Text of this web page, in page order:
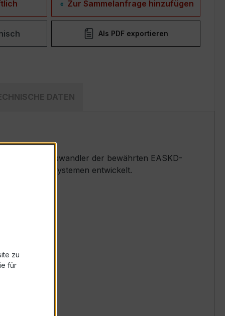
Zur Sammelanfrage hinzufügen
Als PDF exportieren
DATEN
Messwandler der bewährten EASKD-
entwickelt.
zu
für